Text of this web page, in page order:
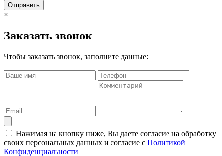
Отправить
×
Заказать звонок
Чтобы заказать звонок, заполните данные:
Нажимая на кнопку ниже, Вы даете согласие на обработку
своих персональных данных и согласие с Политикой
Конфиденциальности